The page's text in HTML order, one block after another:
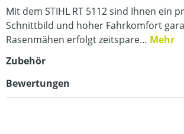
Mit dem STIHL RT 5112 sind Ihnen ein
Schnittbild und hoher Fahrkomfort
Rasenmähen erfolgt zeitspare… Mehr
Zubehör
Bewertungen